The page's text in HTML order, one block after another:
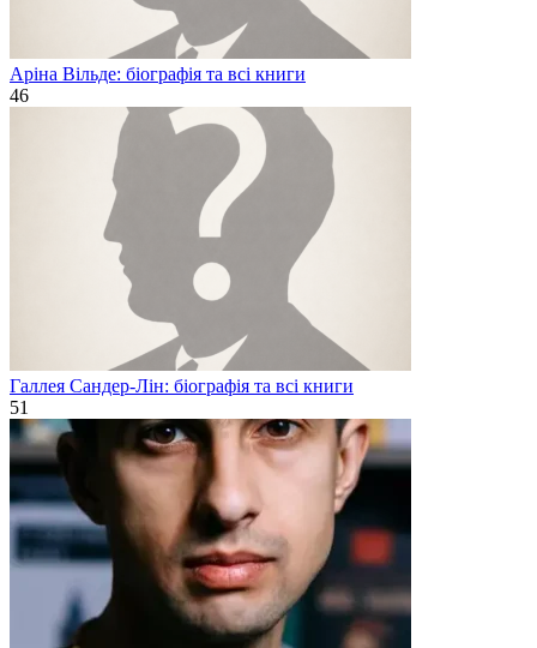
Аріна Вільде: біографія та всі книги
46
Галлея Сандер-Лін: біографія та всі книги
51